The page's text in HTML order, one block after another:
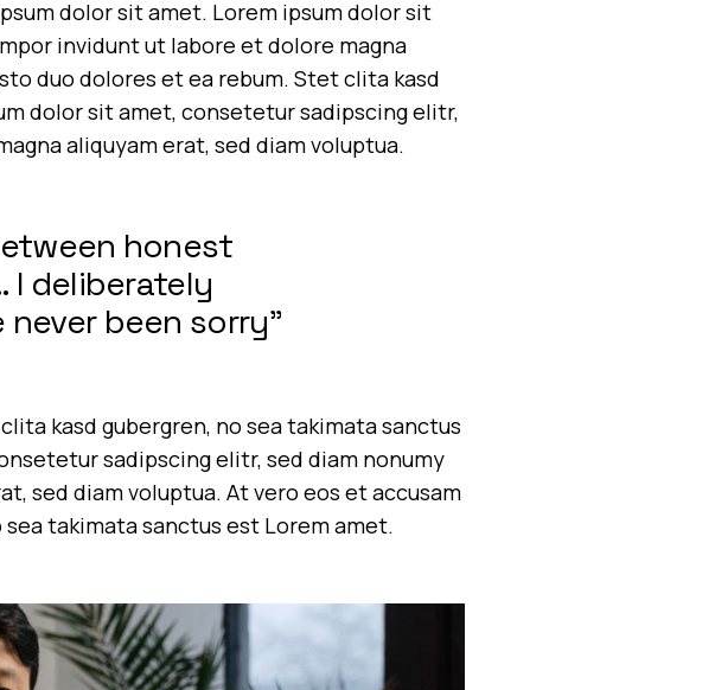
dolor sit amet. Lorem ipsum dolor sit
invidunt ut labore et dolore magna
duo dolores et ea rebum. Stet clita kasd
dolor sit amet, consetetur sadipscing elitr,
aliquyam erat, sed diam voluptua.
honest
I deliberately
been sorry”
kasd gubergren, no sea takimata sanctus
sadipscing elitr, sed diam nonumy
sed diam voluptua. At vero eos et accusam
takimata sanctus est Lorem amet.